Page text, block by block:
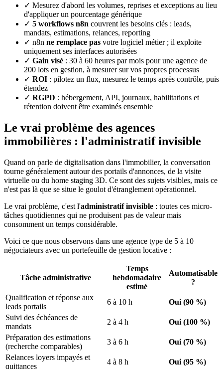
✓ Mesurez d'abord les volumes, reprises et exceptions au lieu
d'appliquer un pourcentage générique
✓ 5 workflows n8n couvrent les besoins clés : leads,
mandats, estimations, relances, reporting
✓ n8n ne remplace pas votre logiciel métier ; il exploite
uniquement ses interfaces autorisées
✓ Gain visé : 30 à 60 heures par mois pour une agence de
200 lots en gestion, à mesurer sur vos propres processus
✓ ROI : pilotez un flux, mesurez le temps après contrôle, puis
étendez
✓ RGPD : hébergement, API, journaux, habilitations et
rétention doivent être examinés ensemble
Le vrai problème des agences
immobilières : l'administratif invisible
Quand on parle de digitalisation dans l'immobilier, la conversation
tourne généralement autour des portails d'annonces, de la visite
virtuelle ou du home staging 3D. Ce sont des sujets visibles, mais ce
n'est pas là que se situe le goulot d'étranglement opérationnel.
Le vrai problème, c'est l'administratif invisible : toutes ces micro-
tâches quotidiennes qui ne produisent pas de valeur mais
consomment un temps considérable.
Voici ce que nous observons dans une agence type de 5 à 10
négociateurs avec un portefeuille de gestion locative :
Tâche administrative
Temps
hebdomadaire
estimé
Automatisable
?
Qualification et réponse aux
leads portails
6 à 10 h
Oui (90 %)
Suivi des échéances de
mandats
2 à 4 h
Oui (100 %)
Préparation des estimations
(recherche comparables)
3 à 6 h
Oui (70 %)
Relances loyers impayés et
quittances
4 à 8 h Oui (95 %)